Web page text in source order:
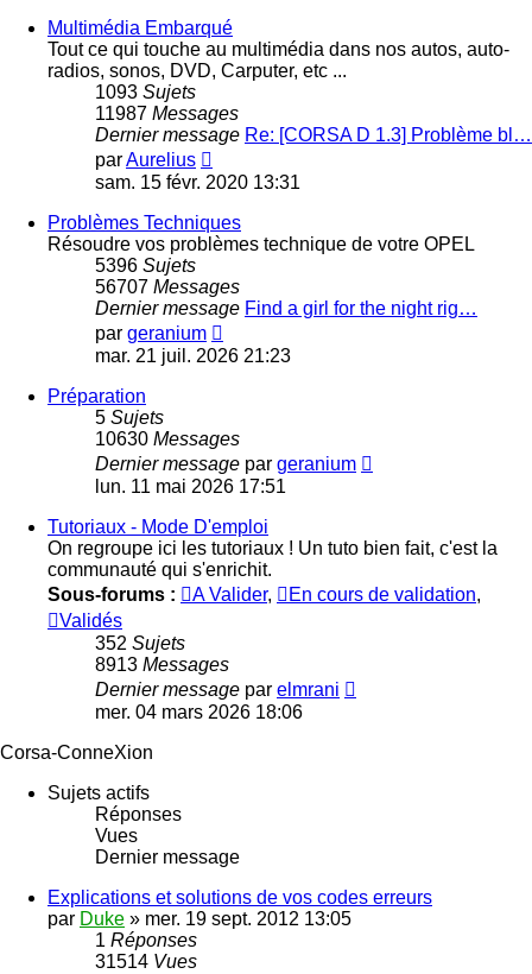
message
Multimédia Embarqué
Tout ce qui touche au multimédia dans nos autos, auto-
radios, sonos, DVD, Carputer, etc ...
1093 Sujets
11987 Messages
Dernier message Re: [CORSA D 1.3] Problème bl…
parAurelius
le
message
sam. 15 févr. 2020 13:31
Problèmes Techniques
Résoudre vos problèmes technique de votre OPEL
5396 Sujets
56707 Messages
Dernier message Find a girl for the night rig…
par geranium
le
mar. 21 juil. 2026 21:23
Préparation
5 Sujets
10630 Messages
Dernier message par geranium
lun. 11 mai 2026 17:51
Tutoriaux - Mode D'emploi
On regroupe ici les tutoriaux ! Un tuto bien fait, c'est la
communauté qui s'enrichit.
Sous-forums :
A Valider, En cours de validation,
Validés
352 Sujets
8913 Messages
Dernier message par elmrani
mer. 04 mars 2026 18:06
Corsa-ConneXion
Sujets actifs
Réponses
Vues
Dernier message
Explications et solutions de vos codes erreurs
par Duke » mer. 19 sept. 2012 13:05
1 Réponses
31514 Vues